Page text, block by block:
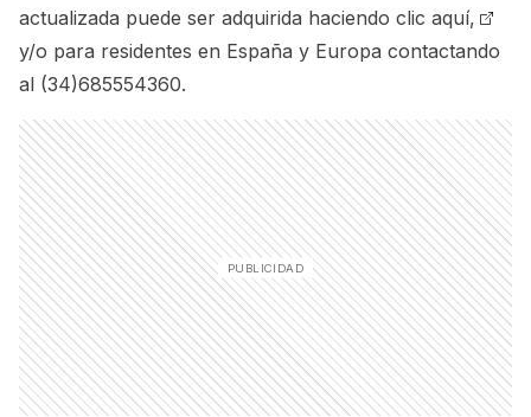
actualizada puede ser adquirida haciendo clic aquí,
y/o para residentes en España y Europa contactando
al (34)685554360.